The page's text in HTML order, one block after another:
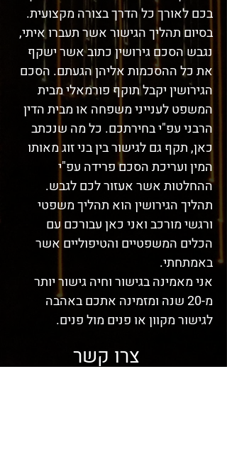
בכם לאורך כל הדרך בצורה מקצועית.
בסיום תהליך הגישור אשר תעברו איתי,
נגבש הסכם גירושין כתוב אשר ישקף
את כל ההסכמות אליהן הגעתם. הסכם
הגירושין יקבל תוקף פורמאלי מבית
המשפט לענייני משפחה או מבית הדין
הרבני עפ"י בחירתכם. כל מה שנכתב
כאן, תקף גם לגישור בין בני זוג מאותו
המין ועריכת הסכם פרידה עפ"י
ההחלטות אשר אעזור לכם לגבש.
תהליך הגירושין הוא תהליך משפטי
ורגשי מורכב ואני כאן עבורכם עם
הכלים המשפטיים והטיפוליים אשר
באמתחתי.
אני מאמינה בגישור וחיה גישור יותר
מ-20 שנה ומזמינה אתכם באהבה
לגישור מקוון או פנים מול פנים.
צרו קשר